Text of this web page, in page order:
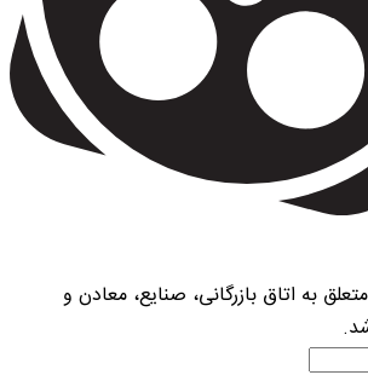
به اتاق بازرگانی، صنایع، معادن و